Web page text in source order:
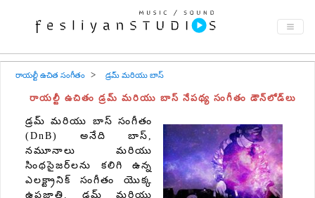
రాయల్టీ ఉచిత సంగీతం డ్రమ్ మరియు బాస్
రాయల్టీ ఉచితం డ్రమ్ మరియు బాస్ నేపథ్య సంగీతం డౌన్‌లోడ్‌లు
డ్రమ్ మరియు బాస్ సంగీతం
(DnB) అనేది బాస్,
నమూనాలు మరియు
సింథసైజర్‌లను కలిగి ఉన్న
ఎలక్ట్రానిక్ సంగీతం యొక్క
ఉపజాతి. డ్రమ్ మరియు